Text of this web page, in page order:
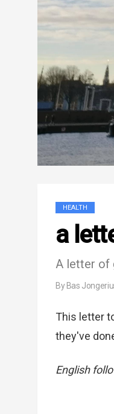
HEALTH
a
A letter of
By Bas
This letter
they've
English